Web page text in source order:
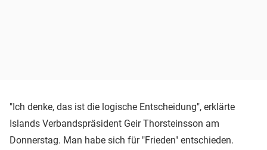
"Ich denke, das ist die logische Entscheidung", erklärte
Islands Verbandspräsident Geir Thorsteinsson am
Donnerstag. Man habe sich für "Frieden" entschieden.